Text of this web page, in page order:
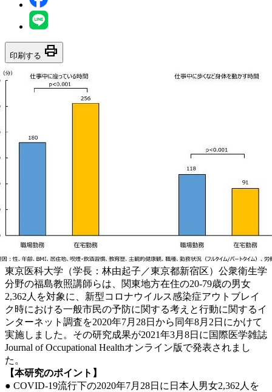
印刷する print
東京医科大学（学長：林由起子／東京都新宿区）公衆衛生学
分野の福島教照講師らは、関東地方在住の20-79歳の男女
2,362人を対象に、新型コロナウイルス感染症アウトブレイ
ク時における一般市民の予防に関する考えと行動に関するイ
ンターネット調査を2020年7月28日から同年8月2日にかけて
実施しました。その研究成果が2021年3月8日に国際医学雑誌
Journal of Occupational Healthオンライン版で発表されまし
た。
【本研究のポイント】
● COVID-19流行下の2020年7月28日に日本人男女2,362人を